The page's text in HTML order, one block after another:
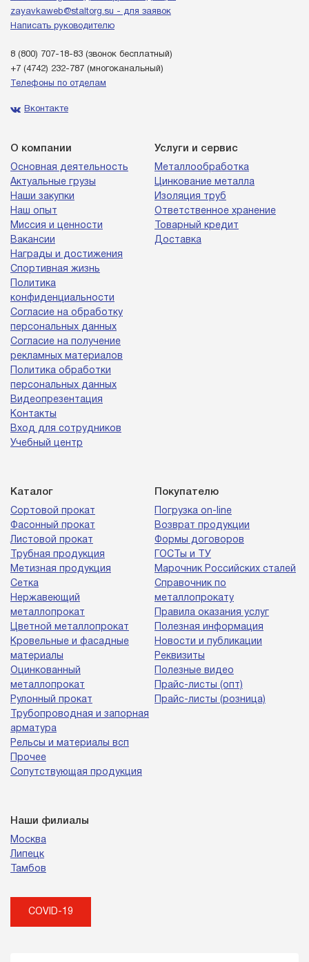
zayavkaweb@staltorg.su - для заявок
Написать руководителю
8 (800) 707-18-83 (звонок бесплатный)
+7 (4742) 232-787 (многоканальный)
Телефоны по отделам
Вконтакте
О компании
Основная деятельность
Актуальные грузы
Наши закупки
Наш опыт
Миссия и ценности
Вакансии
Награды и достижения
Спортивная жизнь
Политика
конфиденциальности
Согласие на обработку
персональных данных
Согласие на получение
рекламных материалов
Политика обработки
персональных данных
Видеопрезентация
Контакты
Вход для сотрудников
Учебный центр
Услуги и сервис
Металлообработка
Цинкование металла
Изоляция труб
Ответственное хранение
Товарный кредит
Доставка
Каталог
Сортовой прокат
Фасонный прокат
Листовой прокат
Трубная продукция
Метизная продукция
Сетка
Нержавеющий
металлопрокат
Цветной металлопрокат
Кровельные и фасадные
материалы
Оцинкованный
металлопрокат
Рулонный прокат
Трубопроводная и запорная
арматура
Рельсы и материалы всп
Прочее
Сопутствующая продукция
Покупателю
Погрузка on-line
Возврат продукции
Формы договоров
ГОСТы и ТУ
Марочник Российских сталей
Справочник по
металлопрокату
Правила оказания услуг
Полезная информация
Новости и публикации
Реквизиты
Полезные видео
Прайс-листы (опт)
Прайс-листы (розница)
Наши филиалы
Москва
Липецк
Тамбов
COVID-19